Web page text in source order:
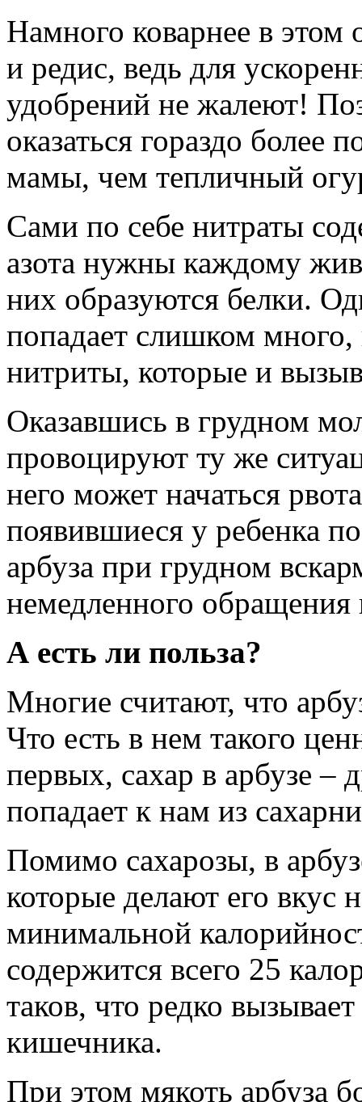
Намного коварнее в
и редис, ведь для
удобрений не жалеют!
оказаться гораздо
мамы, чем тепличный
Сами по себе нитраты
азота нужны каждому
них образуются белки.
попадает слишком
нитриты, которые и
Оказавшись в грудном
провоцируют ту же
него может начаться
появившиеся у ребенка
арбуза при грудном
немедленного обращения
А есть ли польза?
Многие считают, что
Что есть в нем такого
первых, сахар в арбузе –
попадает к нам из
Помимо сахарозы, в
которые делают его вкус
минимальной
содержится всего 25
таков, что редко
кишечника.
При этом мякоть арбуза